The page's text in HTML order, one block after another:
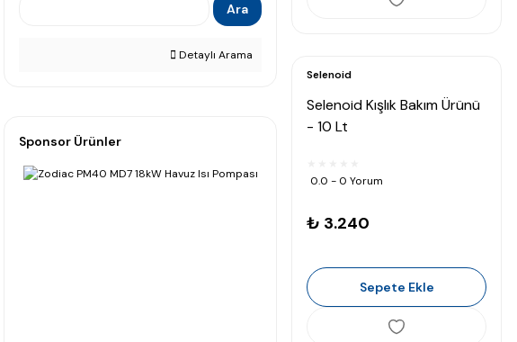
Ara
Detaylı Arama
Sponsor Ürünler
Selenoid
Selenoid Kışlık Bakım Ürünü
- 10 Lt
0.0 - 0 Yorum
₺ 3.240
Sepete Ekle